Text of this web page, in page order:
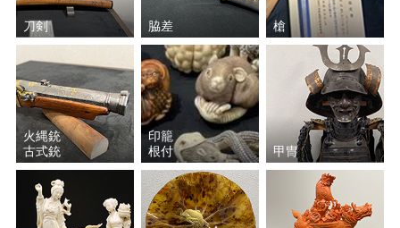
刀剣 脇差 槍
火縄銃
古式銃
印籠
根付
甲冑